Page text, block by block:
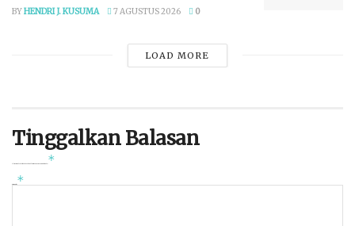
BYHENDRI J. KUSUMA 7 AGUSTUS 2026 0
LOAD MORE
Tinggalkan Balasan
*
*